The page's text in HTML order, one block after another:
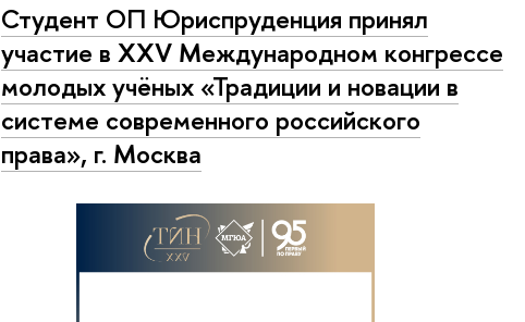
Студент ОП Юриспруденция принял
участие в XXV Международном конгрессе
молодых учёных «Традиции и новации в
системе современного российского
права», г. Москва